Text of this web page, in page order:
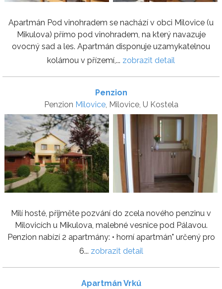
Apartmán Pod vinohradem se nachází v obci Milovice (u
Mikulova) přímo pod vinohradem, na který navazuje
ovocný sad a les. Apartmán disponuje uzamykatelnou
kolárnou v přízemí,... zobrazit detail
Penzion
Penzion Milovice, Milovice, U Kostela
Milí hosté, přijměte pozvání do zcela nového penzinu v
Milovicích u Mikulova, malebné vesnice pod Pálavou.
Penzion nabízí 2 apartmány: • horní apartmán" určený pro
6... zobrazit detail
Apartmán Vrkú